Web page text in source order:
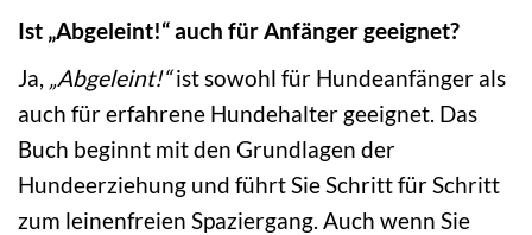
Ist „Abgeleint!“ auch für Anfänger geeignet?
Ja,
„Abgeleint!“ist sowohl für Hundeanfänger als
auch für erfahrene Hundehalter geeignet. Das
Buch beginnt mit den Grundlagen der
Hundeerziehung und führt Sie Schritt für Schritt
zum leinenfreien Spaziergang. Auch wenn Sie